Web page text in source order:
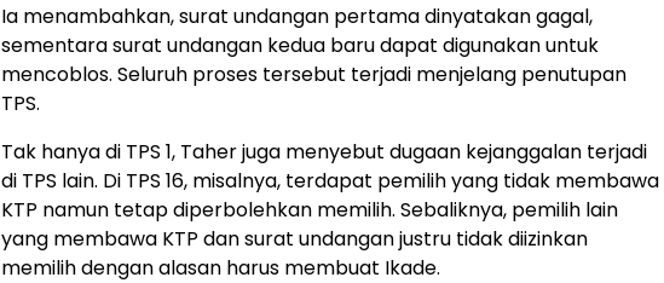
Ia menambahkan, surat undangan pertama dinyatakan gagal,
sementara surat undangan kedua baru dapat digunakan untuk
mencoblos. Seluruh proses tersebut terjadi menjelang penutupan
TPS.
Tak hanya di TPS 1, Taher juga menyebut dugaan kejanggalan terjadi
di TPS lain. Di TPS 16, misalnya, terdapat pemilih yang tidak membawa
KTP namun tetap diperbolehkan memilih. Sebaliknya, pemilih lain
yang membawa KTP dan surat undangan justru tidak diizinkan
memilih dengan alasan harus membuat Ikade.